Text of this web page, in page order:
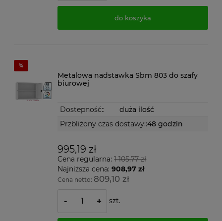
do koszyka
Metalowa nadstawka Sbm 803 do szafy
biurowej
Dostepność::
duża ilość
Przbliżony czas dostawy::48 godzin
995,19 zł
Cena regularna:1 105,77 zł
Najniższa cena:908,97 zł
Cena netto: 809,10 zł
- + szt.